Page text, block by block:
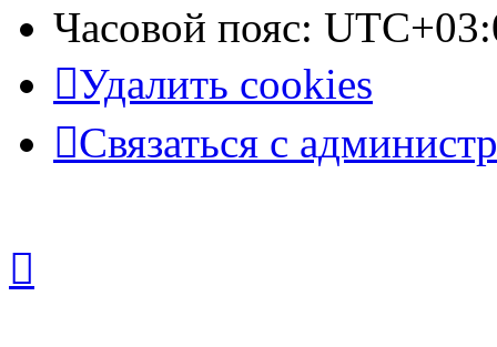
Часовой пояс:
Удалить cookies
Связаться с